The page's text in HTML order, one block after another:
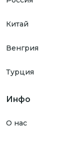
Китай
Венгрия
Турция
Инфо
О нас